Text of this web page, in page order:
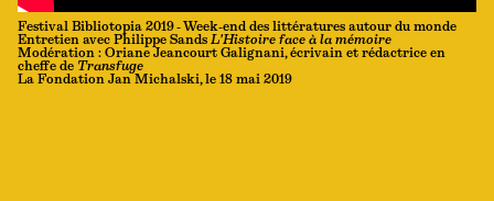
Festival Bibliotopia 2019 - Week-end des littératures autour du monde
Entretien avec Philippe Sands L'Histoire face à la mémoire
Modération : Oriane Jeancourt Galignani, écrivain et rédactrice en
cheffe de Transfuge
La Fondation Jan Michalski, le 18 mai 2019